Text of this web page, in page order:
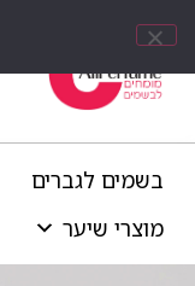
בשמים לגברים
מוצרי שיער